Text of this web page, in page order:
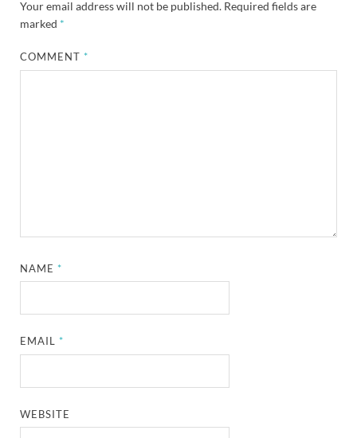
Your email address will not be published. Required fields are
marked *
COMMENT*
NAME*
EMAIL*
WEBSITE